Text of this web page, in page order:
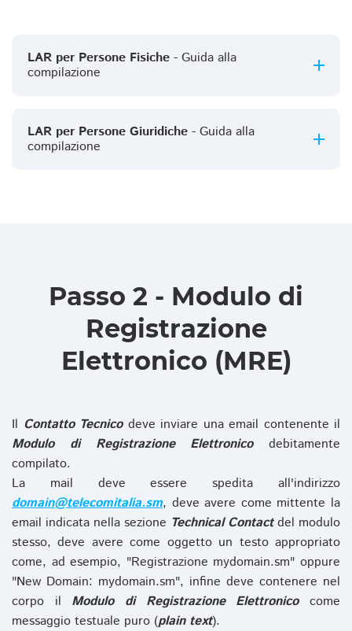
LAR per Persone Fisiche - Guida alla
compilazione
LAR per Persone Giuridiche - Guida alla
compilazione
Passo 2 - Modulo di
Registrazione
Elettronico (MRE)
Il Contatto Tecnicodeve inviare una email contenente il
Modulo di Registrazione Elettronicodebitamente
compilato.
La mail deve essere spedita all'indirizzo
domain@telecomitalia.sm, deve avere come mittente la
email indicata nella sezione Technical Contactdel modulo
stesso, deve avere come oggetto un testo appropriato
come, ad esempio, "Registrazione mydomain.sm" oppure
"New Domain: mydomain.sm", infine deve contenere nel
corpo il Modulo di Registrazione Elettronicocome
messaggio testuale puro (plain text).